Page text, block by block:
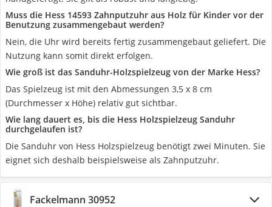
Muss die Hess 14593 Zahnputzuhr aus Holz für Kinder vor der
Benutzung zusammengebaut werden?
Nein, die Uhr wird bereits fertig zusammengebaut geliefert. Die
Nutzung kann somit direkt erfolgen.
Wie groß ist das Sanduhr-Holzspielzeug von der Marke Hess?
Das Spielzeug ist mit den Abmessungen 3,5 x 8 cm
(Durchmesser x Höhe) relativ gut sichtbar.
Wie lang dauert es, bis die Hess Holzspielzeug Sanduhr
durchgelaufen ist?
Die Sanduhr von Hess Holzspielzeug benötigt zwei Minuten. Sie
eignet sich deshalb beispielsweise als Zahnputzuhr.
Fackelmann 30952